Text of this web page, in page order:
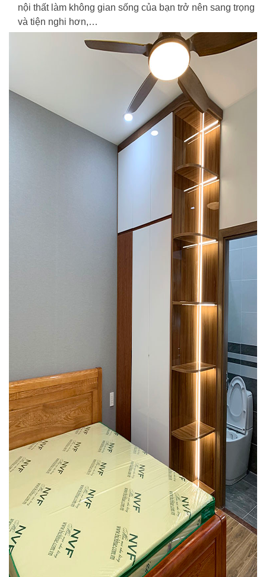
nội thất làm không gian sống của bạn trở nên sang trọng
và tiện nghi hơn,…